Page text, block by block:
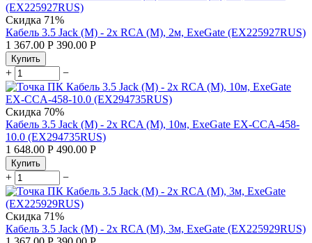
Скидка 71%
Кабель 3.5 Jack (M) - 2x RCA (M), 2м, ExeGate (EX225927RUS)
1 367.00 Р 390.00 Р
Купить
+ −
Скидка 70%
Кабель 3.5 Jack (M) - 2x RCA (M), 10м, ExeGate EX-CCA-458-
10.0 (EX294735RUS)
1 648.00 Р 490.00 Р
Купить
+ −
Скидка 71%
Кабель 3.5 Jack (M) - 2x RCA (M), 3м, ExeGate (EX225929RUS)